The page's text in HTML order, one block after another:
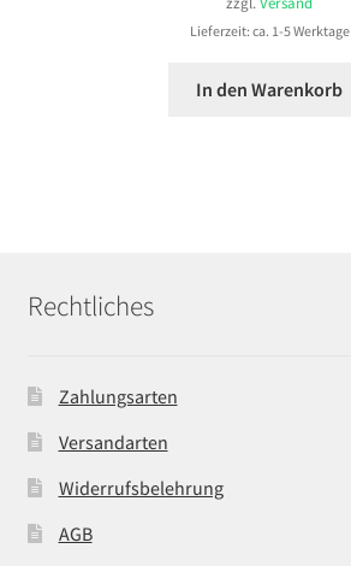
Lieferzeit: ca. 1-5 Werktage
In den Warenkorb
Rechtliches
Zahlungsarten
Versandarten
Widerrufsbelehrung
AGB